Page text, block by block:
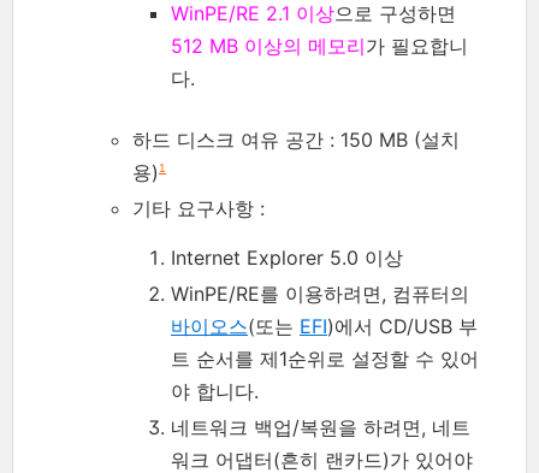
WinPE/RE 2.1 이상으로 구성하면
512 MB 이상의 메모리가 필요합니
다.
하드 디스크 여유 공간 : 150 MB (설치
용) 1
기타 요구사항 :
Internet Explorer 5.0 이상
WinPE/RE를 이용하려면, 컴퓨터의
바이오스(또는 EFI)에서 CD/USB 부
트 순서를 제1순위로 설정할 수 있어
야 합니다.
네트워크 백업/복원을 하려면, 네트
워크 어댑터(흔히 랜카드)가 있어야